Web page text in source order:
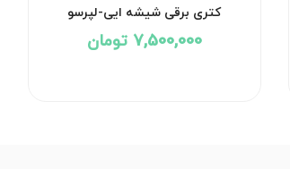
کتری برقی شیشه ایی-لپرسو
7,500,000 تومان